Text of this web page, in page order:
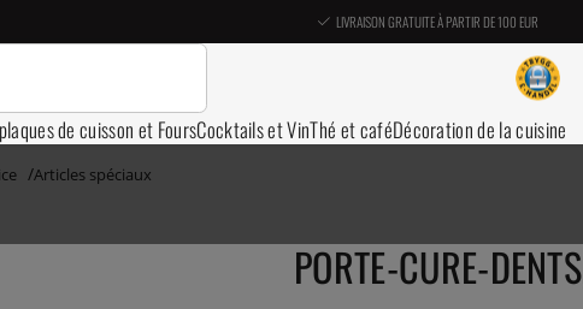
LIVRAISON GRATUITE À PARTIR DE 100 EUR
de cuisson et FoursCocktails et VinThé et caféDécoration de la cuisine
Articles spéciaux
PORTE-CURE-